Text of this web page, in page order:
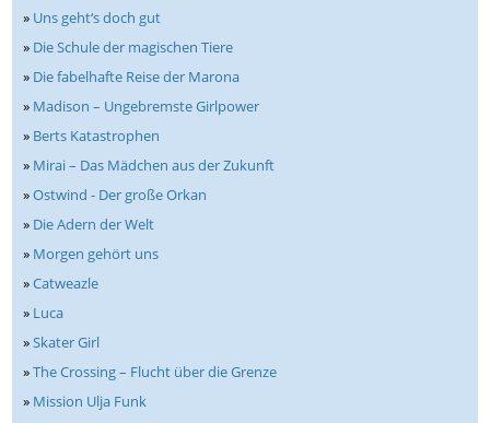
» Uns geht‘s doch gut
» Die Schule der magischen Tiere
» Die fabelhafte Reise der Marona
» Madison – Ungebremste Girlpower
» Berts Katastrophen
» Mirai – Das Mädchen aus der Zukunft
»Ostwind - Der große Orkan
» Die Adern der Welt
» Morgen gehört uns
»Catweazle
» Luca
»Skater Girl
»The Crossing – Flucht über die Grenze
» Mission Ulja Funk